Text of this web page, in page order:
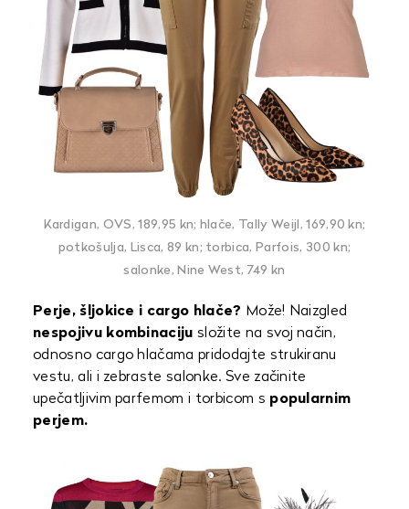
Kardigan, OVS, 189,95 kn; hlače, Tally Weijl, 169,90 kn;
potkošulja, Lisca, 89 kn; torbica, Parfois, 300 kn;
salonke, Nine West, 749 kn
Perje, šljokice i cargo hlače? Može! Naizgled
nespojivu kombinaciju složite na svoj način,
odnosno cargo hlačama pridodajte strukiranu
vestu, ali i zebraste salonke. Sve začinite
upečatljivim parfemom i torbicom s popularnim
perjem.